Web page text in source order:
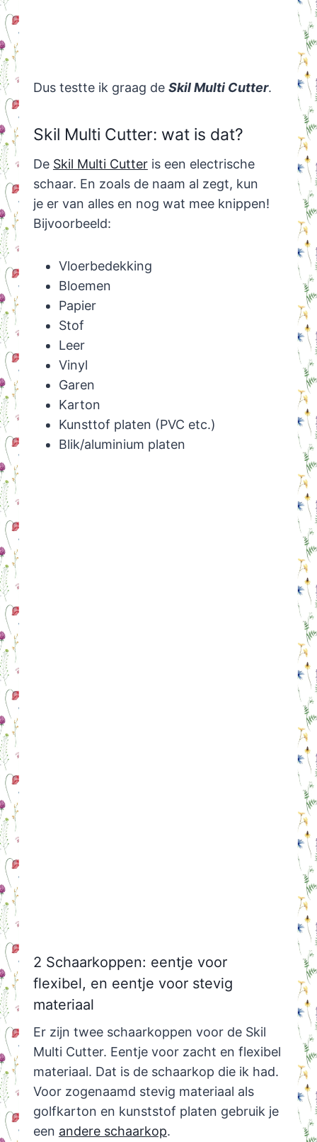
Dus testte ik graag de Skil Multi Cutter.
Skil Multi Cutter: wat is dat?
De Skil Multi Cutteris een electrische
schaar. En zoals de naam al zegt, kun
je er van alles en nog wat mee knippen!
Bijvoorbeeld:
Vloerbedekking
Bloemen
Papier
Stof
Leer
Vinyl
Garen
Karton
Kunsttof platen (PVC etc.)
Blik/aluminium platen
2 Schaarkoppen: eentje voor
flexibel, en eentje voor stevig
materiaal
Er zijn twee schaarkoppen voor de Skil
Multi Cutter. Eentje voor zacht en flexibel
materiaal. Dat is de schaarkop die ik had.
Voor zogenaamd stevig materiaal als
golfkarton en kunststof platen gebruik je
een andere schaarkop.